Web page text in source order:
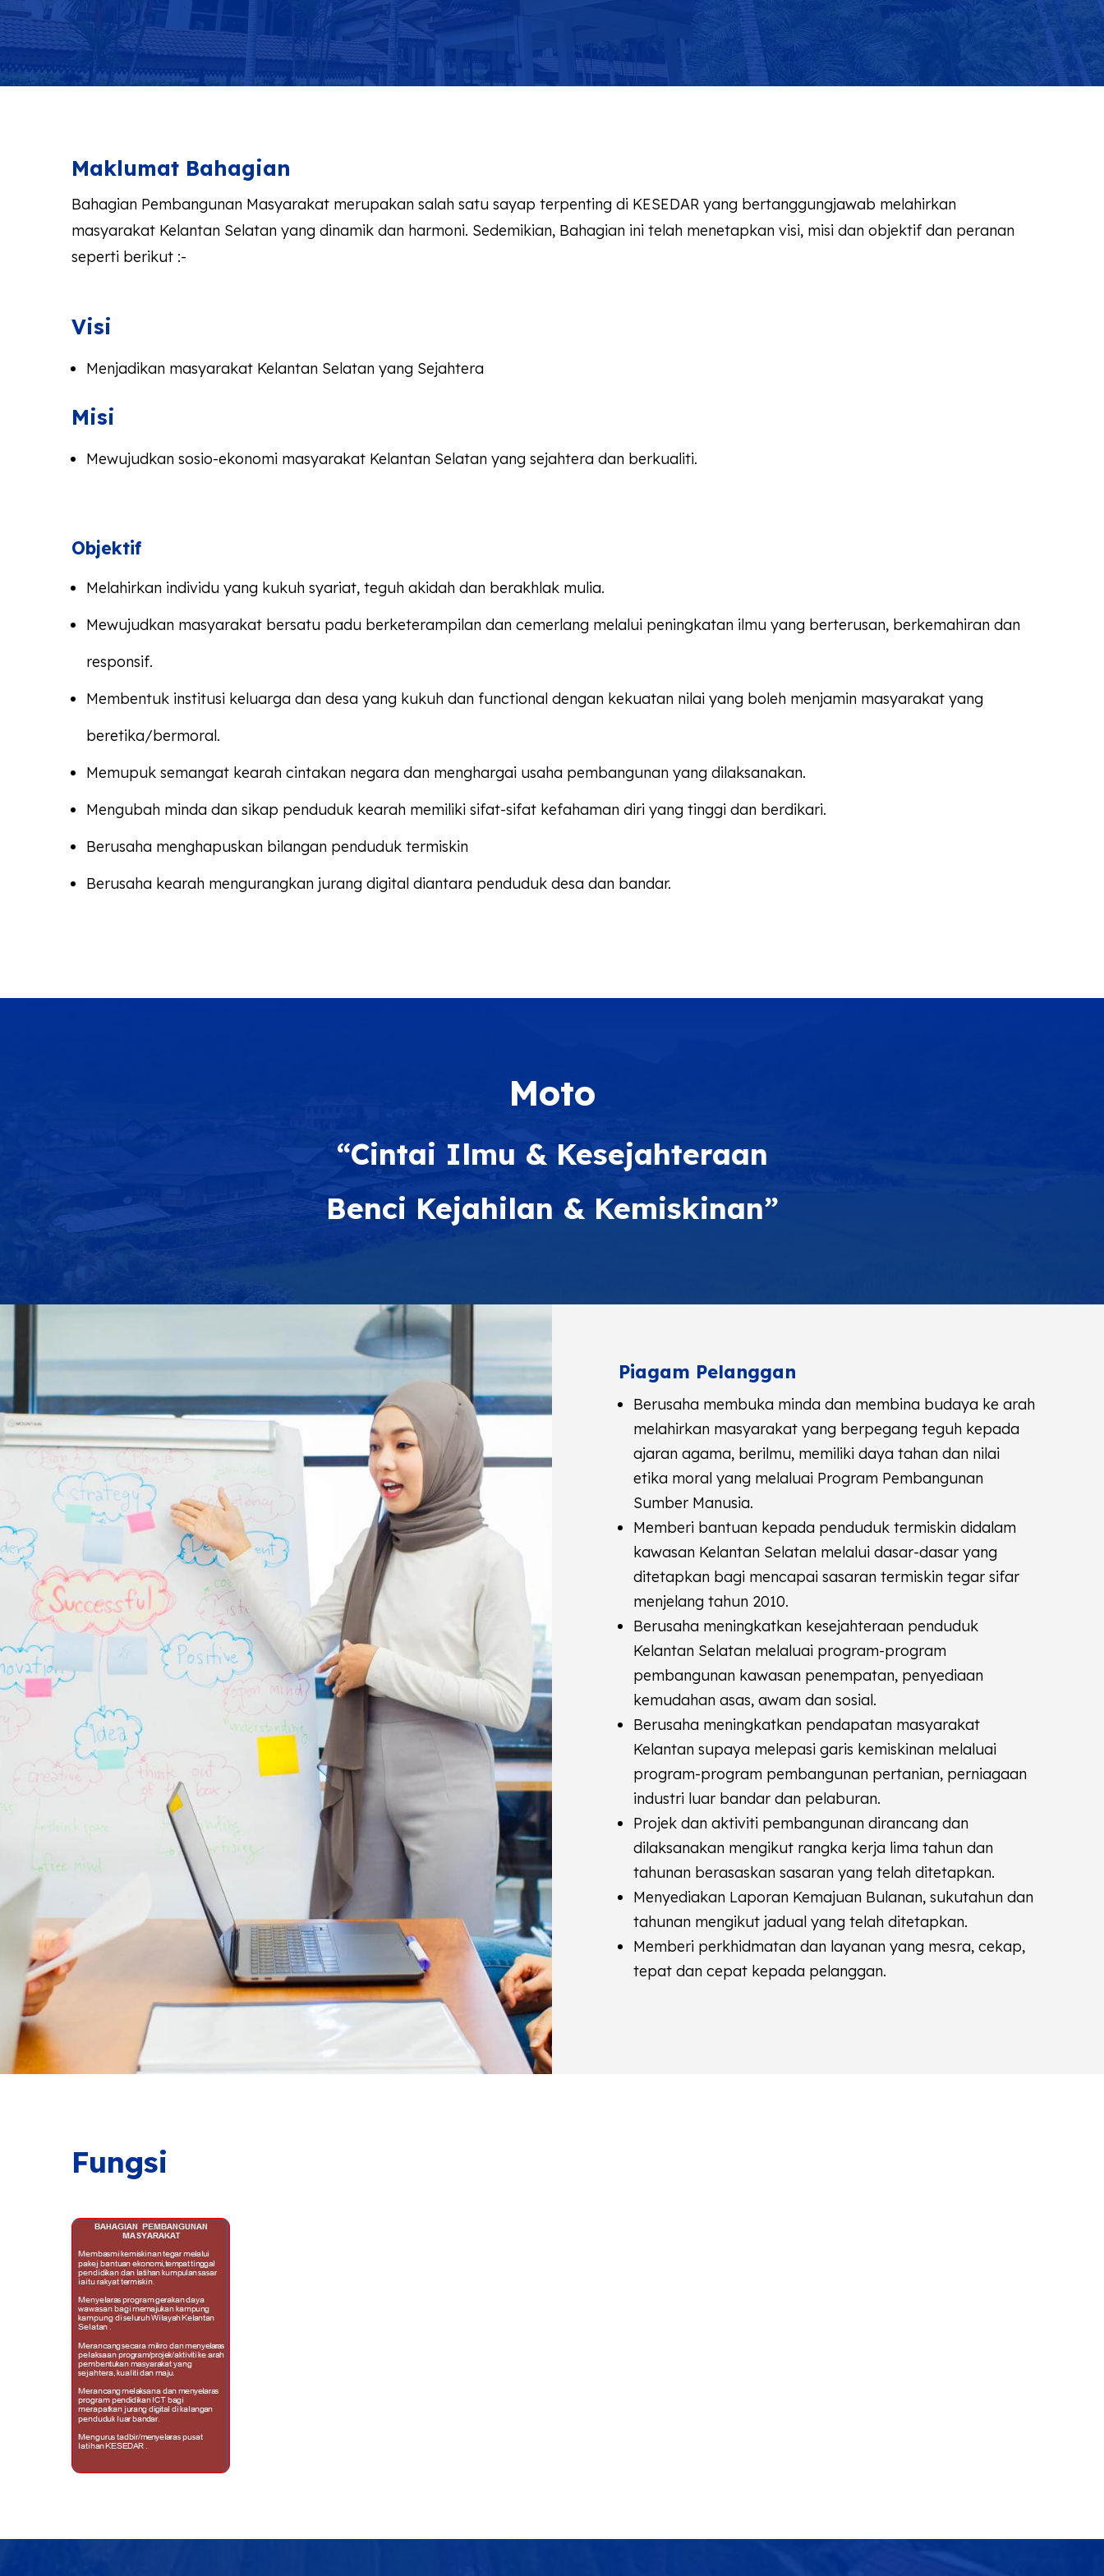
Maklumat Bahagian
Bahagian Pembangunan Masyarakat merupakan salah satu sayap terpenting di KESEDAR yang bertanggungjawab melahirkan
masyarakat Kelantan Selatan yang dinamik dan harmoni. Sedemikian, Bahagian ini telah menetapkan visi, misi dan objektif dan peranan
seperti berikut :-
Visi
Menjadikan masyarakat Kelantan Selatan yang Sejahtera
Misi
Mewujudkan sosio-ekonomi masyarakat Kelantan Selatan yang sejahtera dan berkualiti.
Objektif
Melahirkan individu yang kukuh syariat, teguh akidah dan berakhlak mulia.
Mewujudkan masyarakat bersatu padu berketerampilan dan cemerlang melalui peningkatan ilmu yang berterusan, berkemahiran dan
responsif.
Membentuk institusi keluarga dan desa yang kukuh dan functional dengan kekuatan nilai yang boleh menjamin masyarakat yang
beretika/bermoral.
Memupuk semangat kearah cintakan negara dan menghargai usaha pembangunan yang dilaksanakan.
Mengubah minda dan sikap penduduk kearah memiliki sifat-sifat kefahaman diri yang tinggi dan berdikari.
Berusaha menghapuskan bilangan penduduk termiskin
Berusaha kearah mengurangkan jurang digital diantara penduduk desa dan bandar.
Moto
“Cintai Ilmu & Kesejahteraan
Benci Kejahilan & Kemiskinan”
Piagam Pelanggan
Berusaha membuka minda dan membina budaya ke arah
melahirkan masyarakat yang berpegang teguh kepada
ajaran agama, berilmu, memiliki daya tahan dan nilai
etika moral yang melaluai Program Pembangunan
Sumber Manusia.
Memberi bantuan kepada penduduk termiskin didalam
kawasan Kelantan Selatan melalui dasar-dasar yang
ditetapkan bagi mencapai sasaran termiskin tegar sifar
menjelang tahun 2010.
Berusaha meningkatkan kesejahteraan penduduk
Kelantan Selatan melaluai program-program
pembangunan kawasan penempatan, penyediaan
kemudahan asas, awam dan sosial.
Berusaha meningkatkan pendapatan masyarakat
Kelantan supaya melepasi garis kemiskinan melaluai
program-program pembangunan pertanian, perniagaan
industri luar bandar dan pelaburan.
Projek dan aktiviti pembangunan dirancang dan
dilaksanakan mengikut rangka kerja lima tahun dan
tahunan berasaskan sasaran yang telah ditetapkan.
Menyediakan Laporan Kemajuan Bulanan, sukutahun dan
tahunan mengikut jadual yang telah ditetapkan.
Memberi perkhidmatan dan layanan yang mesra, cekap,
tepat dan cepat kepada pelanggan.
Fungsi